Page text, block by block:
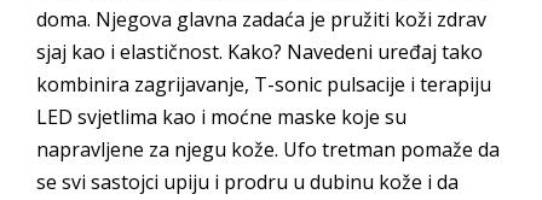
doma. Njegova glavna zadaća je pružiti koži zdrav
sjaj kao i elastičnost. Kako? Navedeni uređaj tako
kombinira zagrijavanje, T-sonic pulsacije i terapiju
LED svjetlima kao i moćne maske koje su
napravljene za njegu kože. Ufo tretman pomaže da
se svi sastojci upiju i prodru u dubinu kože i da